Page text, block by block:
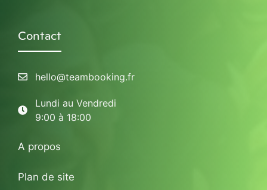
Contact
hello@teambooking.fr
Lundi au Vendredi
9:00 à 18:00
A propos
Plan de site